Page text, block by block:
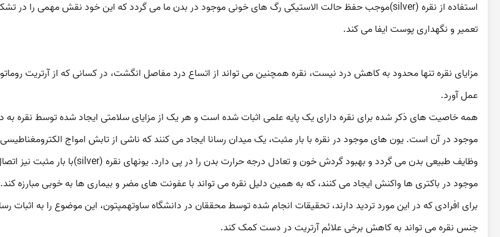
تعمیر و نگهداری پوست ایفا می کند.
عمل آورد.
موجود در باکتری ها واکنش ایجاد می کنند، که به همین دلیل نقره می تواند با عفونت های مضر و بیماری ها به خوبی مبارزه کند.
جنس نقره می تواند به کاهش برخی علائم آرتریت در دست کمک کند.